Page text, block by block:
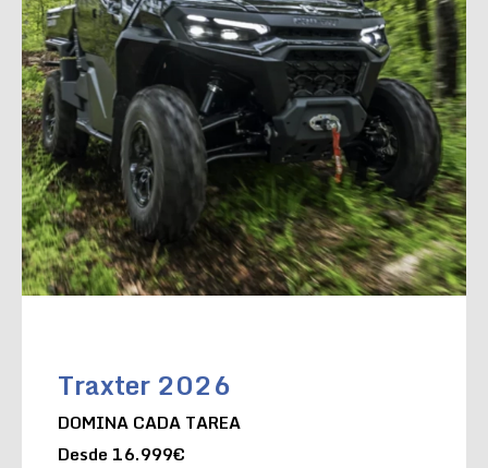
Traxter 2026
DOMINA CADA TAREA
Desde 16.999€